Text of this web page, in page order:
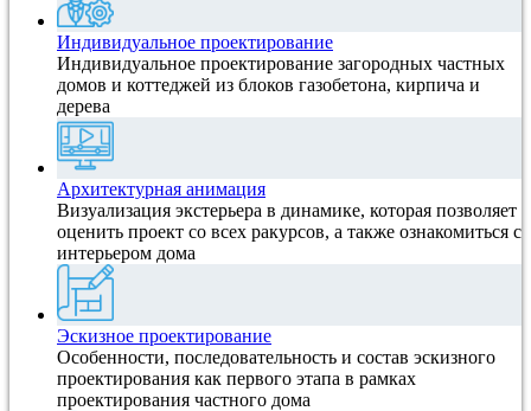
Индивидуальное проектирование
Индивидуальное проектирование загородных частных
домов и коттеджей из блоков газобетона, кирпича и
дерева
Архитектурная анимация
Визуализация экстерьера в динамике, которая позволяет
оценить проект со всех ракурсов, а также ознакомиться с
интерьером дома
Эскизное проектирование
Особенности, последовательность и состав эскизного
проектирования как первого этапа в рамках
проектирования частного дома